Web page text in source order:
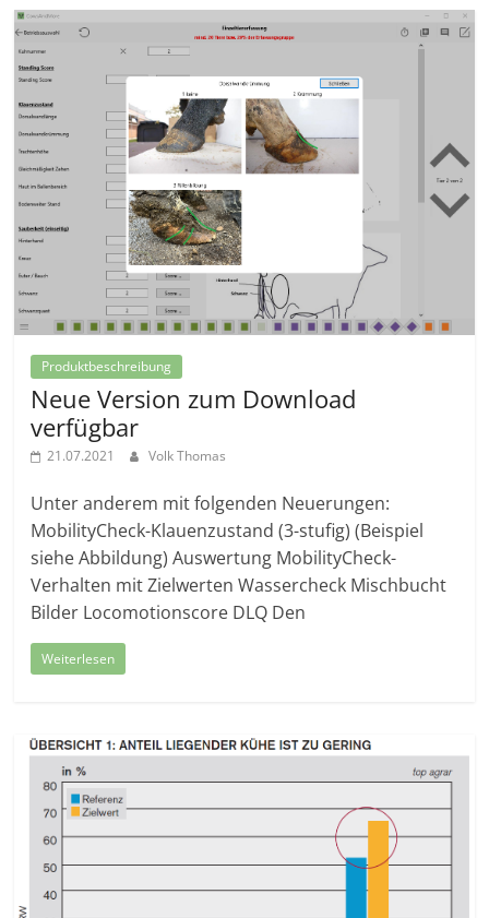
Produktbeschreibung
Neue Version zum Download
verfügbar
21.07.2021 Volk Thomas
Unter anderem mit folgenden Neuerungen:
MobilityCheck-Klauenzustand (3-stufig) (Beispiel
siehe Abbildung) Auswertung MobilityCheck-
Verhalten mit Zielwerten Wassercheck Mischbucht
Bilder Locomotionscore DLQ Den
Weiterlesen